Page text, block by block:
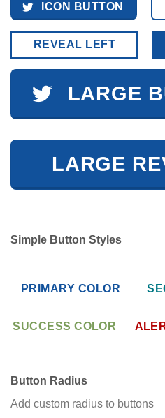
ICON BUTTON
REVEAL LEFT
LARGE
LARGE
Simple Button Styles
PRIMARY COLOR
SUCCESS COLOR
Button Radius
Add custom radius to buttons